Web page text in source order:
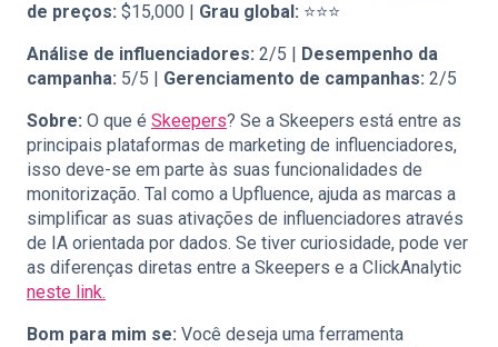
de preços: $15,000 | Grau global: ⭐⭐⭐
Análise de influenciadores: 2/5 |
Desempenho da
campanha: 5/5 | Gerenciamento de campanhas: 2/5
Sobre: O que é Skeepers? Se a Skeepers está entre as
principais plataformas de marketing de influenciadores,
isso deve-se em parte às suas funcionalidades de
monitorização. Tal como a Upfluence, ajuda as marcas a
simplificar as suas ativações de influenciadores através
de IA orientada por dados. Se tiver curiosidade, pode ver
as diferenças diretas entre a Skeepers e a ClickAnalytic
neste link.
Bom para mim se: Você deseja uma ferramenta